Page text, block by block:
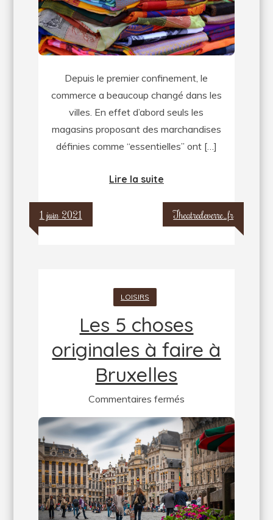
sont
ouverts
!
Depuis le premier confinement, le
commerce a beaucoup changé dans les
villes. En effet d’abord seuls les
magasins proposant des marchandises
définies comme “essentielles” ont […]
Lire la suite
1 juin 2021 Theatredeverre_fr
LOISIRS
Les 5 choses
originales à faire à
Bruxelles
Commentaires ferméssur
Les
5
choses
originales
à
faire
à